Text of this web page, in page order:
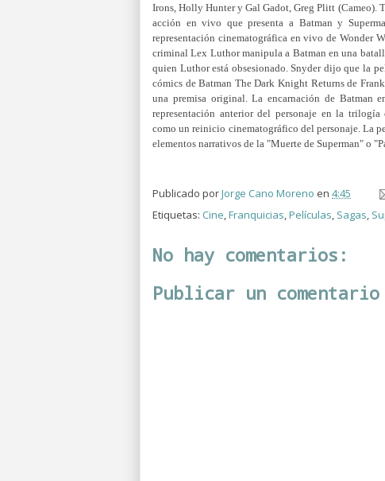
Irons, Holly Hunter y Gal Gadot, Greg Plitt (Cameo).
acción en vivo que presenta a Batman y
representación cinematográfica en vivo de Wonder
criminal Lex Luthor manipula a Batman en una
quien Luthor está obsesionado. Snyder dijo que la
cómics de Batman The Dark Knight Returns de
una premisa original. La encarnación de Batman
representación anterior del personaje en la
como un reinicio cinematográfico del personaje. La
elementos narrativos de la "Muerte de Superman" o
Publicado porJorge Cano Moreno en 4:45
Etiquetas: Cine,Franquicias,Películas, Sagas,
No hay comentarios:
Publicar un comentario